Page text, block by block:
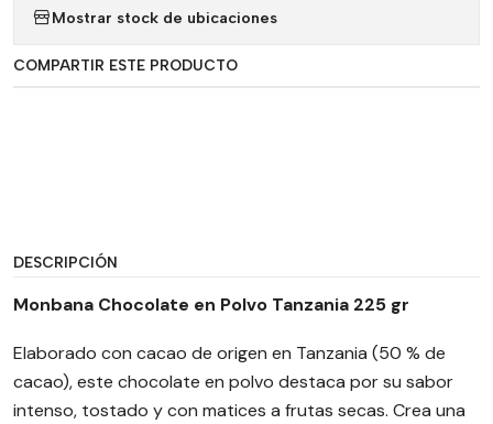
Mostrar stock de ubicaciones
COMPARTIR ESTE PRODUCTO
DESCRIPCIÓN
Monbana Chocolate en Polvo Tanzania 225 gr
Elaborado con cacao de origen en Tanzania (50 % de
cacao), este chocolate en polvo destaca por su sabor
intenso, tostado y con matices a frutas secas. Crea una